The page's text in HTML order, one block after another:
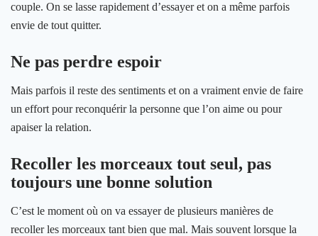
couple. On se lasse rapidement d’essayer et on a même parfois
envie de tout quitter.
Ne pas perdre espoir
Mais parfois il reste des sentiments et on a vraiment envie de faire
un effort pour reconquérir la personne que l’on aime ou pour
apaiser la relation.
Recoller les morceaux tout seul, pas
toujours une bonne solution
C’est le moment où on va essayer de plusieurs manières de
recoller les morceaux tant bien que mal. Mais souvent lorsque la